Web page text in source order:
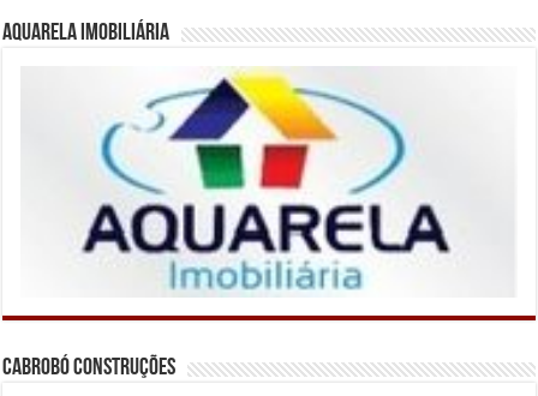
Aquarela Imobiliária
Cabrobó Construções